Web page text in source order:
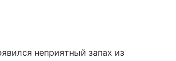
неприятный запах из